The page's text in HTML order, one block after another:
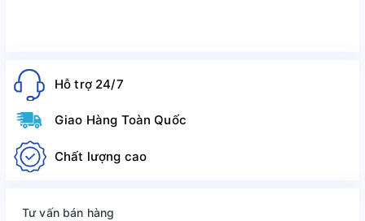
Hỗ trợ 24/7
Giao Hàng Toàn Quốc
Chất lượng cao
Tư vấn bán hàng